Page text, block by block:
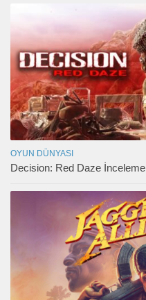
OYUN DÜNYASI
Decision: Red Daze İnceleme